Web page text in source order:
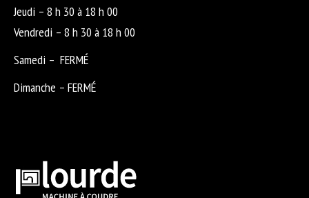
Jeudi – 8 h 30 à 18 h 00
Vendredi – 8 h 30 à 18 h 00
Samedi – FERMÉ
Dimanche – FERMÉ